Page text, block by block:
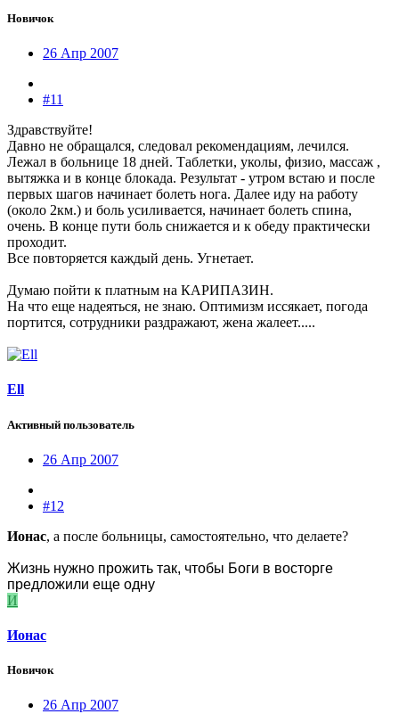
Новичок
26 Апр 2007
#11
Здравствуйте!
Давно не обращался, следовал рекомендациям, лечился.
Лежал в больнице 18 дней. Таблетки, уколы, физио, массаж ,
вытяжка и в конце блокада. Результат - утром встаю и после
первых шагов начинает болеть нога. Далее иду на работу
(около 2км.) и боль усиливается, начинает болеть спина,
очень. В конце пути боль снижается и к обеду практически
проходит.
Все повторяется каждый день. Угнетает.
Думаю пойти к платным на КАРИПАЗИН.
На что еще надеяться, не знаю. Оптимизм иссякает, погода
портится, сотрудники раздражают, жена жалеет.....
Ell
Активный пользователь
26 Апр 2007
#12
Ионас, а после больницы, самостоятельно, что делаете?
Жизнь нужно прожить так, чтобы Боги в восторге
предложили еще одну
И
Ионас
Новичок
26 Апр 2007